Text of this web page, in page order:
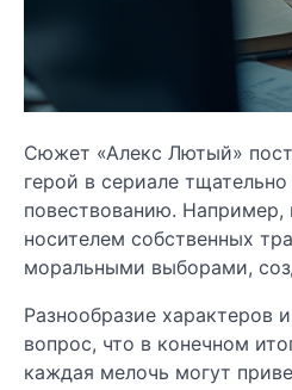
Сюжет «Алекс Лютый»
герой в сериале
повествованию. Например,
носителем собственных
моральными выборами,
Разнообразие характеров
вопрос, что в конечном
каждая мелочь могут